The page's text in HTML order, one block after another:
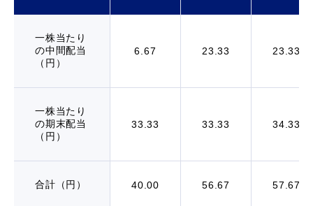
一株当たり
の中間配当
（円）
6.67 23.33 23.33
一株当たり
の期末配当
（円）
33.33 33.33 34.33
合計（円） 40.00 56.67 57.67